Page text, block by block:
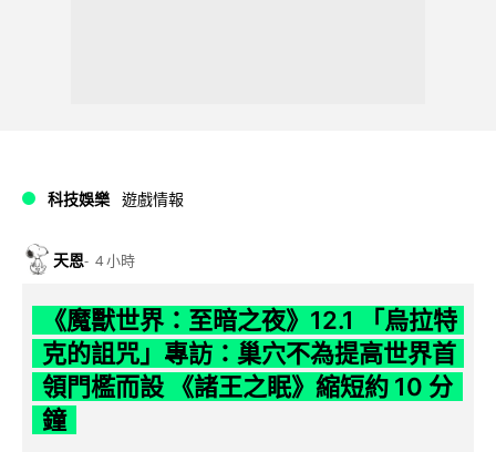
科技娛樂 遊戲情報
天恩 4 小時
《魔獸世界：至暗之夜》12.1 「烏拉特
克的詛咒」專訪：巢穴不為提高世界首
領門檻而設 《諸王之眠》縮短約 10 分
鐘